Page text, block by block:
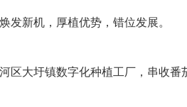
新机，厚植优势，错位发展。
大圩镇数字化种植工厂，串收番